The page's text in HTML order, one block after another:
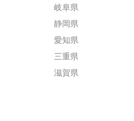
岐阜県
静岡県
愛知県
三重県
滋賀県